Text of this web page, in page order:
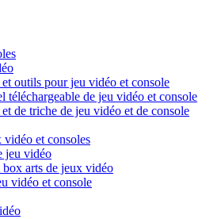
et outils pour jeu vidéo et console
téléchargeable de jeu vidéo et console
de triche de jeu vidéo et de console
et consoles
jeu vidéo
box arts de jeux vidéo
vidéo et console